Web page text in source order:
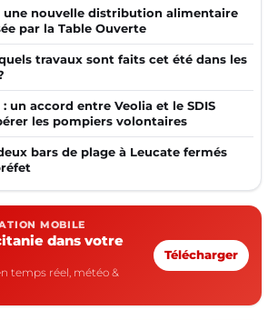
une nouvelle distribution alimentaire
par la Table Ouverte
travaux sont faits cet été dans les
un accord entre Veolia et le SDIS
les pompiers volontaires
bars de plage à Leucate fermés
MOBILE
dans votre
temps réel, météo &
Télécharger